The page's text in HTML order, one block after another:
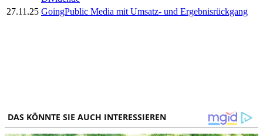
27.11.25 GoingPublic Media mit Umsatz- und Ergebnisrückgang